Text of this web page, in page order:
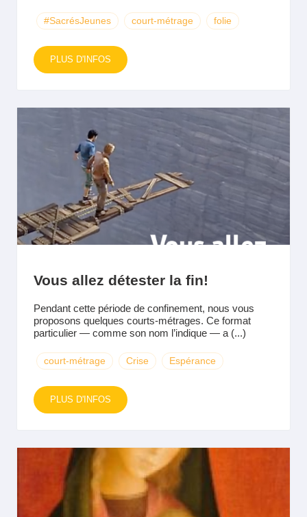
#SacrésJeunes court-métrage folie
PLUS D'INFOS
Vous allez détester la fin!
Pendant cette période de confinement, nous vous
proposons quelques courts-métrages. Ce format
particulier — comme son nom l’indique — a (...)
court-métrage Crise Espérance
PLUS D'INFOS